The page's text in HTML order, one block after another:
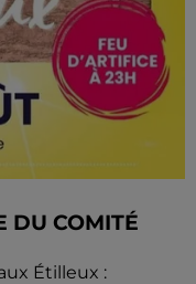
DU COMITÉ
Étilleux :